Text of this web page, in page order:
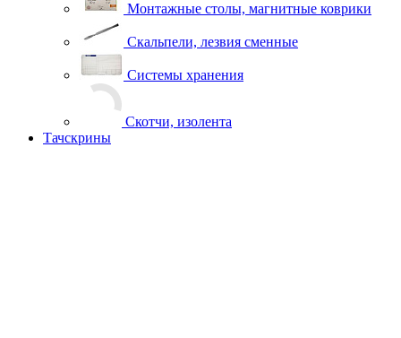
Монтажные столы, магнитные коврики
Скальпели, лезвия сменные
Системы хранения
Скотчи, изолента
Тачскрины